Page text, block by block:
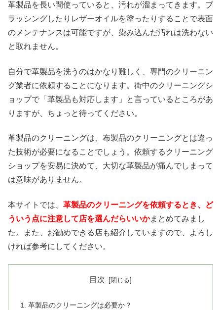
革製品を長い間使っていると、汚れが溜まってきます。ブ
ラッシングしたりレザーオイルを塗ったりすることで表面
のメンテナンスは可能ですが、染み込んだ汚れは洗わない
と取れません。
自分で革製品を洗うのはかなり難しく、専門のクリーニン
グ業者に依頼することになります。街中のクリーニングシ
ョップで「革製品も対応します」と言っているところがあ
りますが、ちょっと待ってください。
革製品のクリーニングは、布製品のクリーニングとは違っ
た技術が必要になることでしょう。依頼するクリーニング
ショップを安易に決めて、大切な革製品が痛んでしまって
は意味がありません。
本サイトでは、 革製品のクリーニングを依頼するとき、ど
ういう点に注意して店を選んだらいいかまとめてみまし
た。また、お勧めできる店も紹介していますので、よろし
ければ参考にしてください。
目次
革製品のクリーニングは必要か？